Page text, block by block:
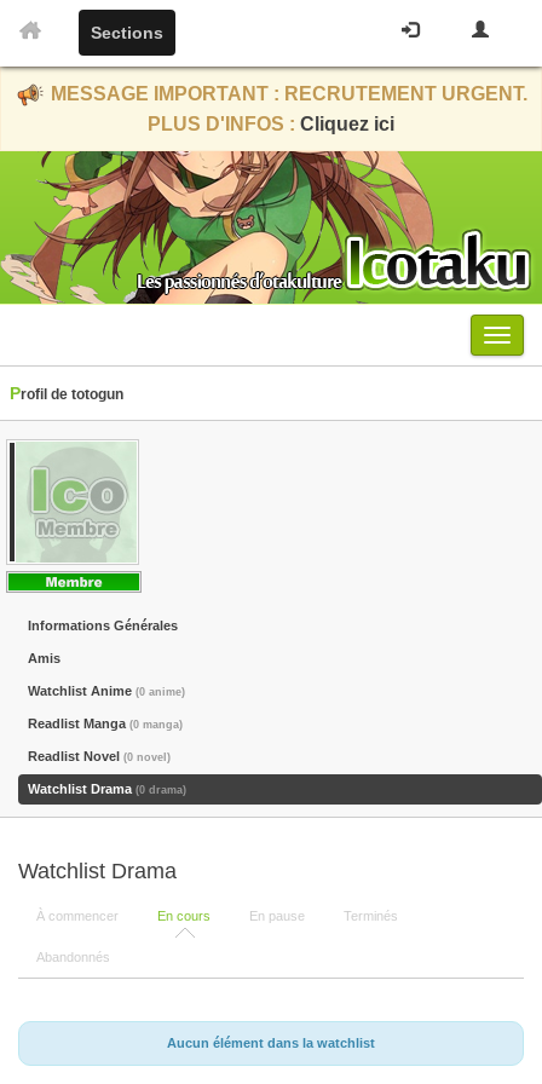
Sections
MESSAGE IMPORTANT : RECRUTEMENT URGENT.
PLUS D'INFOS : Cliquez ici
Menu
Profil de totogun
Informations Générales
Amis
Watchlist Anime (0 anime)
Readlist Manga (0 manga)
Readlist Novel (0 novel)
Watchlist Drama (0 drama)
Watchlist Drama
À commencer En cours En pause Terminés
Abandonnés
Aucun élément dans la watchlist